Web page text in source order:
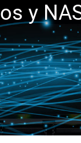
y